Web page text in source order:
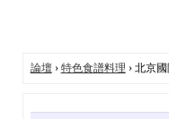
論壇› 特色食譜料理 › 北京